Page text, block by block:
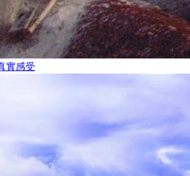
實感受